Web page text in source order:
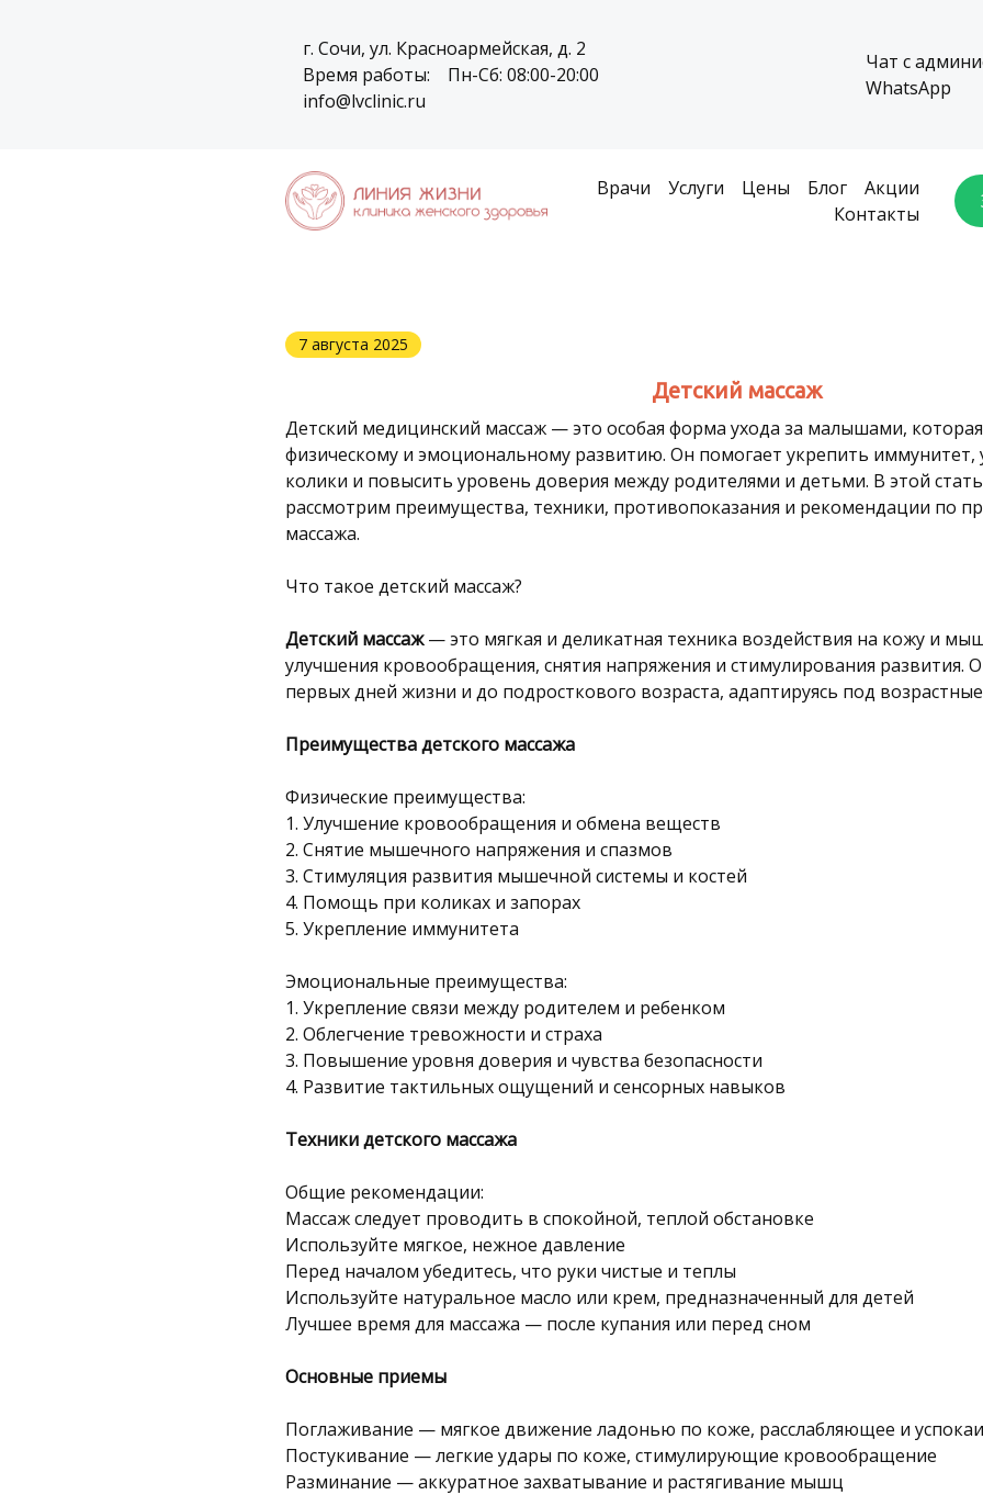
г. Сочи, ул. Красноармейская, д. 2
Время работы:
Пн-Сб: 08:00-20:00
info@lvclinic.ru
Чат с
WhatsApp
Врачи Услуги Цены Блог
Акции
Контакты
7 августа 2025
Детский массаж
Детский медицинский массаж — это особая форма ухода за малышами, которая
физическому и эмоциональному развитию. Он помогает укрепить иммунитет,
колики и повысить уровень доверия между родителями и детьми. В этой
рассмотрим преимущества, техники, противопоказания и рекомендации по
массажа.
Что такое детский массаж?
Детский массаж— это мягкая и деликатная техника воздействия на кожу и
улучшения кровообращения, снятия напряжения и стимулирования развития.
первых дней жизни и до подросткового возраста, адаптируясь под
Преимущества детского массажа
Физические преимущества:
1. Улучшение кровообращения и обмена веществ
2. Снятие мышечного напряжения и спазмов
3. Стимуляция развития мышечной системы и костей
4. Помощь при коликах и запорах
5. Укрепление иммунитета
Эмоциональные преимущества:
1. Укрепление связи между родителем и ребенком
2. Облегчение тревожности и страха
3. Повышение уровня доверия и чувства безопасности
4. Развитие тактильных ощущений и сенсорных навыков
Техники детского массажа
Общие рекомендации:
Массаж следует проводить в спокойной, теплой обстановке
Используйте мягкое, нежное давление
Перед началом убедитесь, что руки чистые и теплы
Используйте натуральное масло или крем, предназначенный для детей
Лучшее время для массажа — после купания или перед сном
Основные приемы
Поглаживание — мягкое движение ладонью по коже, расслабляющее и
Постукивание — легкие удары по коже, стимулирующие кровообращение
Разминание — аккуратное захватывание и растягивание мышц